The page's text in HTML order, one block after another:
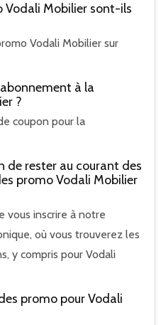
Vodali Mobilier sont-ils
Vodali Mobilier sur
à la
?
coupon pour la
de rester au courant des
promo Vodali Mobilier
vous inscrire à notre
où vous trouverez les
y compris pour Vodali
promo pour Vodali